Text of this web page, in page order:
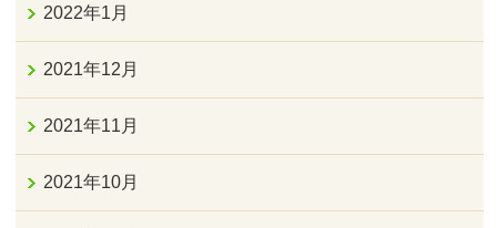
2022年1月
2021年12月
2021年11月
2021年10月